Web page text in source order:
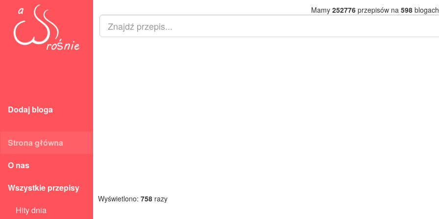
Dodaj bloga
Strona główna
O nas
Wszystkie przepisy
Hity dnia
Mamy 252776przepisów na 598
Wyświetlono: 758 razy